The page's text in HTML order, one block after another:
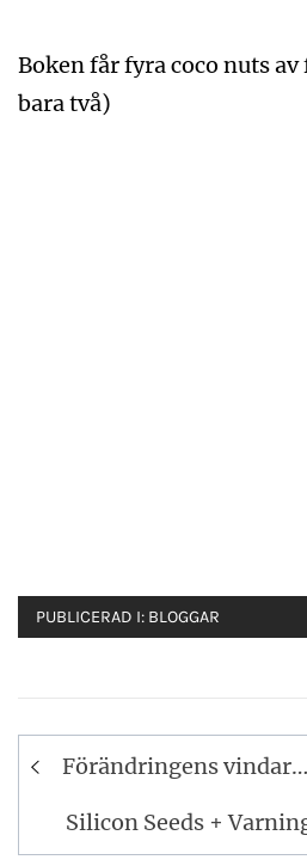
Boken får fyra coco nuts
bara två)
PUBLICERAD I: BLOGGAR
Inläggsnavigering
Förändringens vindar…
Silicon Seeds +